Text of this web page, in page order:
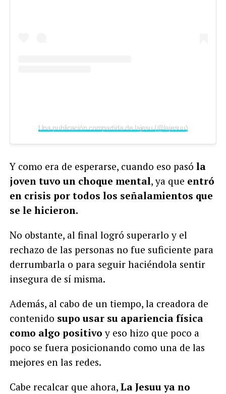
Una publicación compartida de lajesu (@lajesuu)
Y como era de esperarse, cuando eso pasó la
joven tuvo un choque mental, ya que entró
en crisis por todos los señalamientos que
se le hicieron.
No obstante, al final logró superarlo y el
rechazo de las personas no fue suficiente para
derrumbarla o para seguir haciéndola sentir
insegura de sí misma.
Además, al cabo de un tiempo, la creadora de
contenido supo usar su apariencia física
como algo positivo y eso hizo que poco a
poco se fuera posicionando como una de las
mejores en las redes.
Cabe recalcar que ahora, La Jesuu ya no